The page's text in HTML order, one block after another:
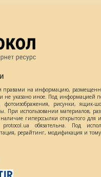
правами на информацию,
не указано иное. Под информацией
фотоизображения, рисунки, ящик-
При использовании материалов,
гиперссылки открытого для
обязательна. Под
рерайтинг, модификация и